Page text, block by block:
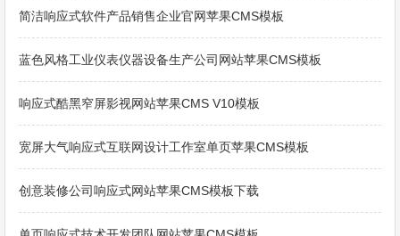
简洁响应式软件产品销售企业官网苹果CMS模板
蓝色风格工业仪表仪器设备生产公司网站苹果CMS模板
响应式酷黑窄屏影视网站苹果CMS V10模板
宽屏大气响应式互联网设计工作室单页苹果CMS模板
创意装修公司响应式网站苹果CMS模板下载